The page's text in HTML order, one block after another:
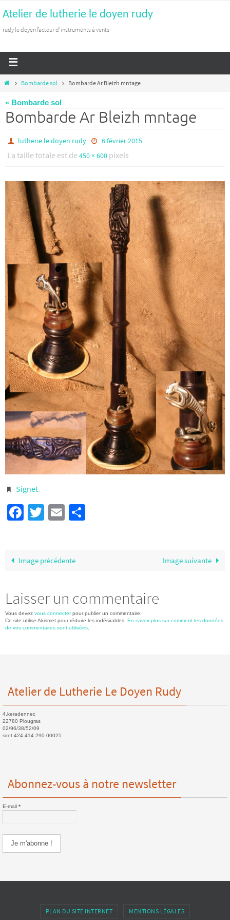
Atelier de lutherie le doyen rudy
rudy le doyen facteur d'instruments à vents
Bombarde sol Bombarde Ar Bleizh mntage
« Bombarde sol
Bombarde Ar Bleizh mntage
lutherie le doyen rudy 6 février 2015
La taille totale est de 450 × 600 pixels
Signet.
Facebook
Twitter
Email
Image précédente Image suivante
Laisser un commentaire
Vous devez vous connecterpour publier un commentaire.
Ce site utilise Akismet pour réduire les indésirables. En savoir plus sur comment les données
de vos commentaires sont utilisées
Atelier de Lutherie Le Doyen Rudy
4,keradennec
22780 Plougras
02/96/38/52/09
siret:424 414 290 00025
Abonnez-vous à notre newsletter
E-mail *
PLAN DU SITE INTERNET MENTIONS LÉGALES